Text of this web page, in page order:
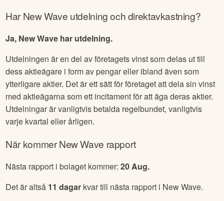
HarNew Wave utdelning och direktavkastning?
Ja, New Wave har utdelning.
Utdelningen är en del av företagets vinst som delas ut till
dess aktieägare i form av pengar eller ibland även som
ytterligare aktier. Det är ett sätt för företaget att dela sin vinst
med aktieägarna som ett incitament för att äga deras aktier.
Utdelningar är vanligtvis betalda regelbundet, vanligtvis
varje kvartal eller årligen.
När kommerNew Wave rapport
Nästa rapport i bolaget kommer:20 Aug.
Det är altså 11 dagar kvar till nästa rapport i New Wave.